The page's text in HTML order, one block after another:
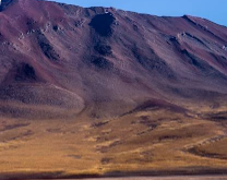
Atacama et Uyuni -
Bolivie
Canyons lunaires de l’Atacama,
unique des déserts d’altitude
13 jours, de 10100 à 13100 $ CA